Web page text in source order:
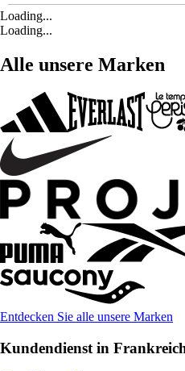
Loading...
Loading...
Alle unsere Marken
Entdecken Sie alle unsere Marken
Kundendienst in